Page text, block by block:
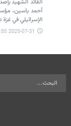
القائد الشهيد
أحمد ياسين،
الإسرائيلي في غزة عام
2025-07-31 15:55